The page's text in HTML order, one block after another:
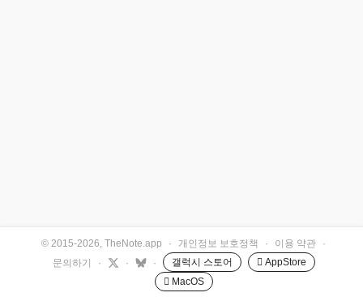
© 2015-2026, TheNote.app · 개인정보 보호정책 · 이용 약관
·
문의하기
· · · 갤럭시 스토어
 AppStore
 MacOS